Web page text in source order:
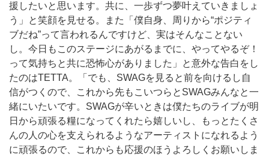
援したいと思います。共に、一歩ずつ夢叶えていきましょ
う」と笑顔を見せる。また「僕自身、周りから“ポジティ
ブだね”って言われるんですけど、実はそんなことない
し。今日もこのステージにあがるまでに、やってやるぞ！
って気持ちと共に恐怖心がありました」と意外な告白をし
たのはTETTA。「でも、SWAGを見ると前を向けるし自
信がつくので、これから先もこいつらとSWAGみんなと一
緒にいたいです。SWAGが辛いときは僕たちのライブが明
日から頑張る糧になってくれたら嬉しいし、もっとたくさ
んの人の心を支えられるようなアーティストになれるよう
に頑張るので、これからも応援のほうよろしくお願いしま